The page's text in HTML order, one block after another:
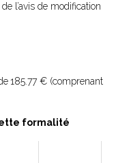
l’avis de modification
185.77 € (comprenant
formalité